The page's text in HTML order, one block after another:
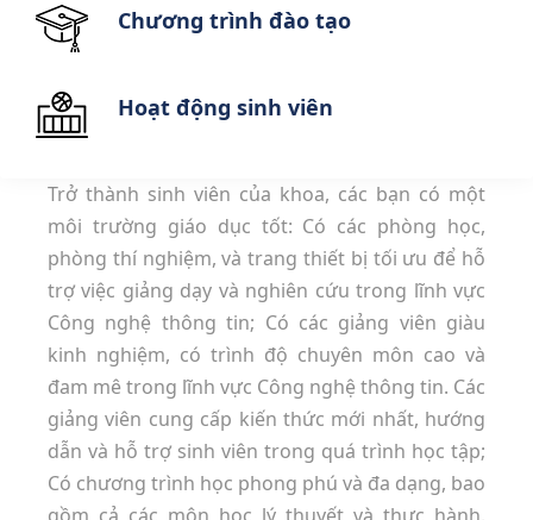
Chương trình đào tạo
Hoạt động sinh viên
Trở thành sinh viên của khoa, các bạn có một
môi trường giáo dục tốt: Có các phòng học,
phòng thí nghiệm, và trang thiết bị tối ưu để hỗ
trợ việc giảng dạy và nghiên cứu trong lĩnh vực
Công nghệ thông tin; Có các giảng viên giàu
kinh nghiệm, có trình độ chuyên môn cao và
đam mê trong lĩnh vực Công nghệ thông tin. Các
giảng viên cung cấp kiến thức mới nhất, hướng
dẫn và hỗ trợ sinh viên trong quá trình học tập;
Có chương trình học phong phú và đa dạng, bao